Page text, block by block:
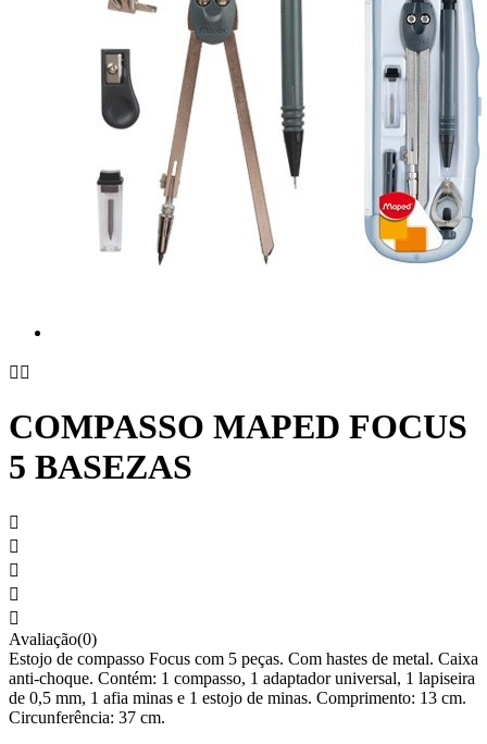
 
COMPASSO MAPED FOCUS
5 BASEZAS





Avaliação(0)
Estojo de compasso Focus com 5 peças. Com hastes de metal. Caixa
anti-choque. Contém: 1 compasso, 1 adaptador universal, 1 lapiseira
de 0,5 mm, 1 afia minas e 1 estojo de minas. Comprimento: 13 cm.
Circunferência: 37 cm.